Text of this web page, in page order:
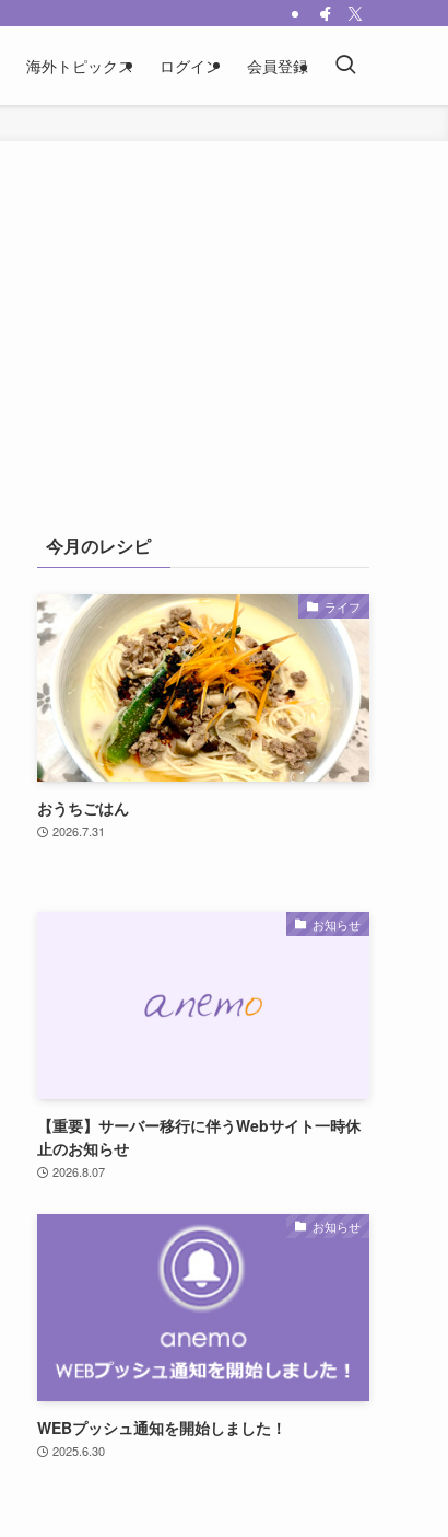
海外トピックス ログイン 会員登録
今月のレシピ
ライフ
おうちごはん
2026.7.31
お知らせ
【重要】サーバー移行に伴うWebサイト一時休
止のお知らせ
2026.8.07
お知らせ
WEBプッシュ通知を開始しました！
2025.6.30